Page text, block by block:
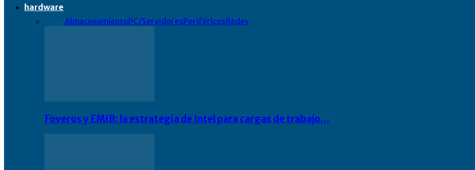
hardware
AlmacenamientoPC/ServidoresPeriféricosRedes
Foveros y EMIB: la estrategia de Intel para cargas de trabajo…